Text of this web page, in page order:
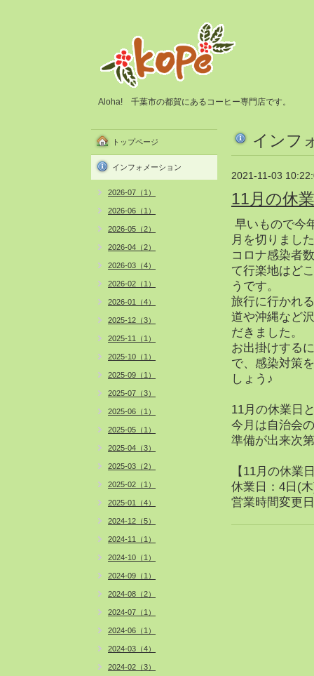
Aloha! 千葉市の都賀にあるコーヒー専門店です。
インフ
2021-11-03
11月の休
早いもので今
月を切りまし
コロナ感染者
て行楽地はど
うです。
旅行に行かれ
道や沖縄など
だきました。
お出掛けする
で、感染対策
しょう♪
11月の休業日
今月は自治会
準備が出来次
【11月の休業
休業日：4日(
営業時間変更
トップページ
インフォメーション
2026-07（1）
2026-06（1）
2026-05（2）
2026-04（2）
2026-03（4）
2026-02（1）
2026-01（4）
2025-12（3）
2025-11（1）
2025-10（1）
2025-09（1）
2025-07（3）
2025-06（1）
2025-05（1）
2025-04（3）
2025-03（2）
2025-02（1）
2025-01（4）
2024-12（5）
2024-11（1）
2024-10（1）
2024-09（1）
2024-08（2）
2024-07（1）
2024-06（1）
2024-03（4）
2024-02（3）